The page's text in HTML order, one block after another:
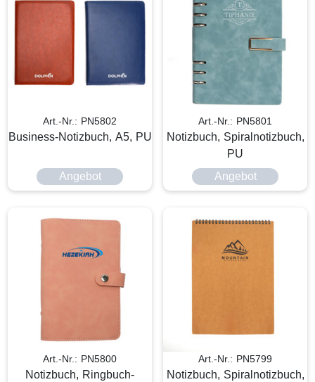
Art.-Nr.: PN5802
Business-Notizbuch, A5, PU
Angebot
Art.-Nr.: PN5801
Notizbuch, Spiralnotizbuch,
PU
Angebot
Art.-Nr.: PN5800
Notizbuch, Ringbuch-
Art.-Nr.: PN5799
Notizbuch, Spiralnotizbuch,